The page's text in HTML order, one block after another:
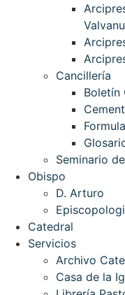
Cancillería
Boletín
Seminario
Obispo
D. Arturo
Catedral
Servicios
Archivo
Casa de la